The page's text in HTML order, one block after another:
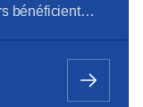
bénéficient